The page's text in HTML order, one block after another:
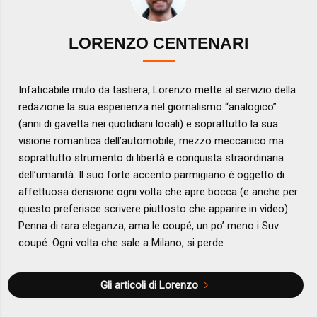
LORENZO CENTENARI
Infaticabile mulo da tastiera, Lorenzo mette al servizio della
redazione la sua esperienza nel giornalismo “analogico”
(anni di gavetta nei quotidiani locali) e soprattutto la sua
visione romantica dell’automobile, mezzo meccanico ma
soprattutto strumento di libertà e conquista straordinaria
dell’umanità. Il suo forte accento parmigiano è oggetto di
affettuosa derisione ogni volta che apre bocca (e anche per
questo preferisce scrivere piuttosto che apparire in video).
Penna di rara eleganza, ama le coupé, un po’ meno i Suv
coupé. Ogni volta che sale a Milano, si perde.
Gli articoli di Lorenzo